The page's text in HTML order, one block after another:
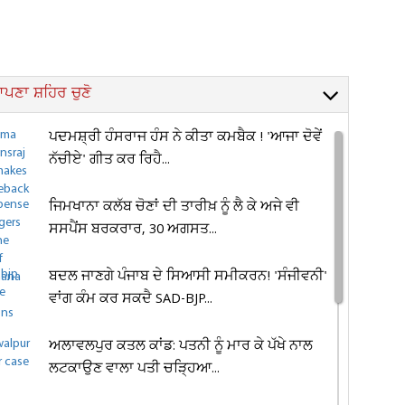
ਸ਼ਹਿਰ ਚੁਣੋ
ਪਦਮਸ਼੍ਰੀ ਹੰਸਰਾਜ ਹੰਸ ਨੇ ਕੀਤਾ ਕਮਬੈਕ ! 'ਆਜਾ ਦੋਵੇਂ
ਨੱਚੀਏ' ਗੀਤ ਕਰ ਰਿਹੈ...
ਜਿਮਖਾਨਾ ਕਲੱਬ ਚੋਣਾਂ ਦੀ ਤਾਰੀਖ਼ ਨੂੰ ਲੈ ਕੇ ਅਜੇ ਵੀ
ਸਸਪੈਂਸ ਬਰਕਰਾਰ, 30 ਅਗਸਤ...
ਬਦਲ ਜਾਣਗੇ ਪੰਜਾਬ ਦੇ ਸਿਆਸੀ ਸਮੀਕਰਨ! 'ਸੰਜੀਵਨੀ'
ਵਾਂਗ ਕੰਮ ਕਰ ਸਕਦੈ SAD-BJP...
ਅਲਾਵਲਪੁਰ ਕਤਲ ਕਾਂਡ: ਪਤਨੀ ਨੂੰ ਮਾਰ ਕੇ ਪੱਖੇ ਨਾਲ
ਲਟਕਾਉਣ ਵਾਲਾ ਪਤੀ ਚੜ੍ਹਿਆ...